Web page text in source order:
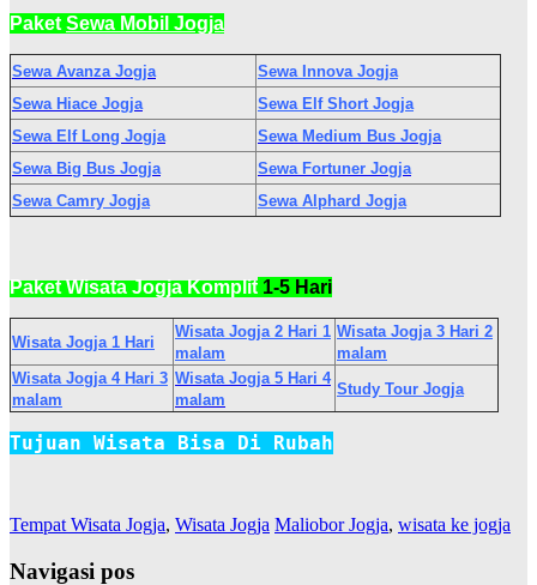
Paket Sewa Mobil Jogja
Sewa Avanza Jogja
Sewa Innova Jogja
Sewa Hiace Jogja
Sewa Elf Short Jogja
Sewa Elf Long Jogja
Sewa Medium Bus Jogja
Sewa Big Bus Jogja
Sewa Fortuner Jogja
Sewa Camry Jogja
Sewa Alphard Jogja
Paket Wisata JogjaKomplit 1-5 Hari
Wisata Jogja 1 Hari
Wisata Jogja 2 Hari 1
malam
Wisata Jogja 3 Hari 2
malam
Wisata Jogja 4 Hari 3
malam
Wisata Jogja 5 Hari 4
malam
Study Tour Jogja
Tujuan Wisata Bisa Di Rubah
Tempat Wisata Jogja, Wisata Jogja Maliobor Jogja, wisata ke jogja
Navigasi pos